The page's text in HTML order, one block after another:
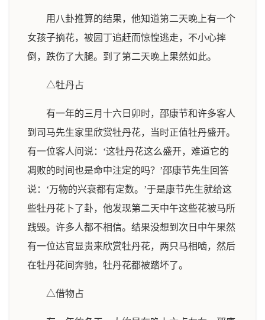
用八卦推算的结果，他知道第二天晚上有一个
女孩子摘花，被园丁追赶而惊惶逃走，不小心摔
倒，跌伤了大腿。到了第二天晚上果然如此。
△牡丹占
有一年的三月十六日卯时，邵康节和许多客人
到司马先生家里欣赏牡丹花，当时正值牡丹盛开。
有一位客人问说：‘这牡丹花这么盛开，难道它的
凋败的时间也是命中注定的吗？’邵康节先生回答
说：‘万物的兴衰都有定数。’于是康节先生就给这
些牡丹花卜了卦，他发现第二天中午这些花被马所
践毁。许多人都不相信。结果没想到次日中午果然
有一位达官显贵来欣赏牡丹花，两只马相啮，然后
在牡丹花间奔驰，牡丹花都被踏坏了。
△借物占